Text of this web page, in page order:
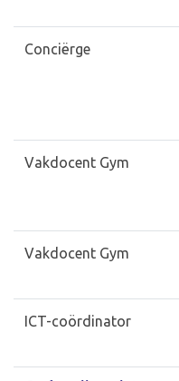
Conciërge
Vakdocent Gym
Vakdocent Gym
ICT-coördinator